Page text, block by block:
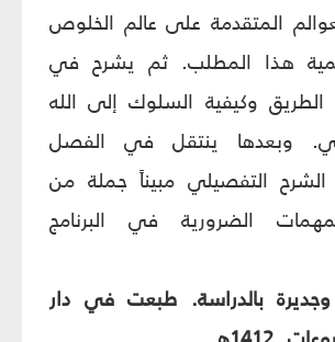
المتقدمة على عالم الخلوص
هذا المطلب. ثم يشرح في
الطريق وكيفية السلوك إلى الله
وبعدها ينتقل في الفصل
التفصيلي مبيناً جملة من
الضرورية في البرنامج
بالدراسة. طبعت في دار